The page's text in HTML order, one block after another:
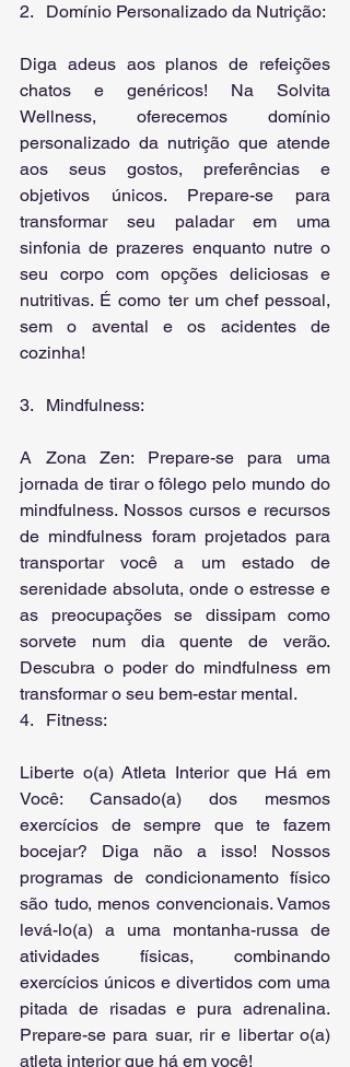
2.   Domínio Personalizado da Nutrição:
Diga adeus aos planos de refeições
chatos e genéricos! Na Solvita
Wellness, oferecemos domínio
personalizado da nutrição que atende
aos seus gostos, preferências e
objetivos únicos. Prepare-se para
transformar seu paladar em uma
sinfonia de prazeres enquanto nutre o
seu corpo com opções deliciosas e
nutritivas. É como ter um chef pessoal,
sem o avental e os acidentes de
cozinha!
3.   Mindfulness:
A Zona Zen: Prepare-se para uma
jornada de tirar o fôlego pelo mundo do
mindfulness. Nossos cursos e recursos
de mindfulness foram projetados para
transportar você a um estado de
serenidade absoluta, onde o estresse e
as preocupações se dissipam como
sorvete num dia quente de verão.
Descubra o poder do mindfulness em
transformar o seu bem-estar mental.
4.   Fitness:
Liberte o(a) Atleta Interior que Há em
Você: Cansado(a) dos mesmos
exercícios de sempre que te fazem
bocejar? Diga não a isso! Nossos
programas de condicionamento físico
são tudo, menos convencionais. Vamos
levá-lo(a) a uma montanha-russa de
atividades físicas, combinando
exercícios únicos e divertidos com uma
pitada de risadas e pura adrenalina.
Prepare-se para suar, rir e libertar o(a)
atleta interior que há em você!